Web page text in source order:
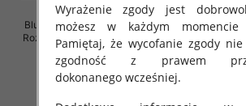
Bluzki damskie (Włoskie produkt)
Roz Standard, Mix Kolor Paczka 5
szt
34.00 zł
Bluzki
Roz
Wyrażenie zgody jest
możesz w każdym
Pamiętaj, że wycofanie zgody nie
zgodność z prawem
dokonanego wcześniej.